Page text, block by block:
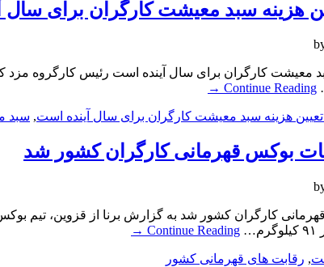
هزینه سبد معیشت کارگران برای سال
معیشت کارگران برای سال آینده است رئیس کارگروه
Continue Reading
→
هزینه سبد معیشت کارگران برای سال آینده است, سبد
بوکس قهرمانی کارگران کشور شد
Continue Reading
→
, رقابت های قهرمانی کشور